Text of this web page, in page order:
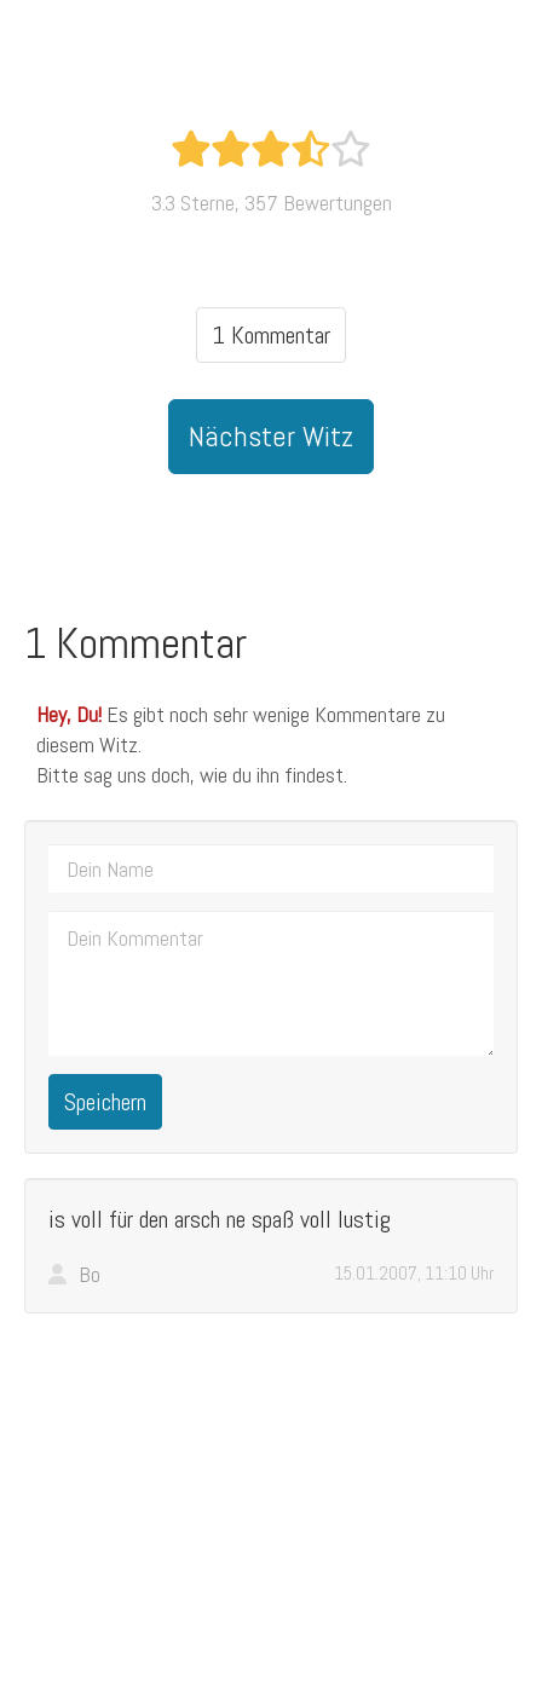
3.3 Sterne, 357 Bewertungen
1 Kommentar
Nächster Witz
1 Kommentar
Hey, Du! Es gibt noch sehr wenige Kommentare zu
diesem Witz.
Bitte sag uns doch, wie du ihn findest.
Speichern
is voll für den arsch ne spaß voll lustig
Bo 15.01.2007, 11:10 Uhr